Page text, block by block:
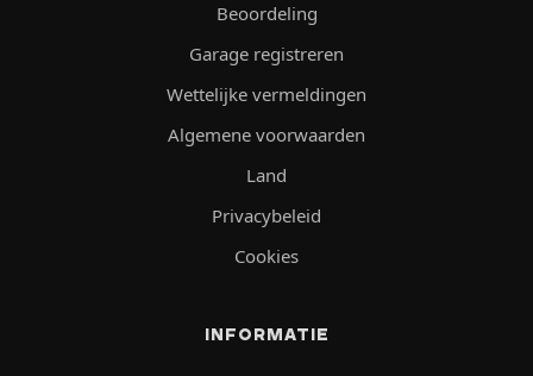
Beoordeling
Garage registreren
Wettelijke vermeldingen
Algemene voorwaarden
Land
Privacybeleid
Cookies
INFORMATIE